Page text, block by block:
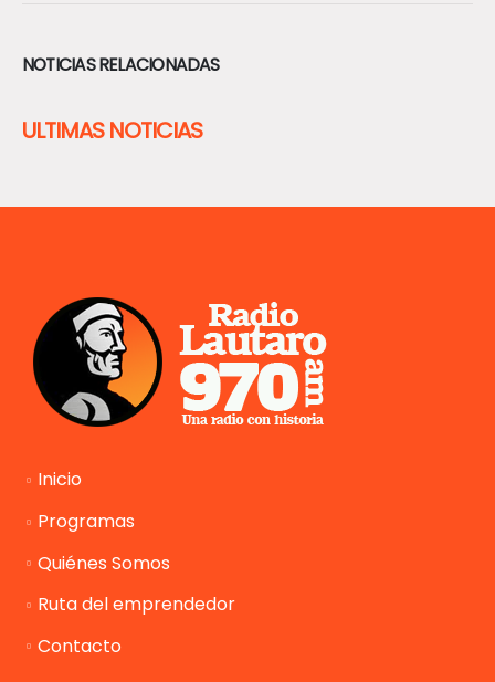
NOTICIAS RELACIONADAS
ULTIMAS NOTICIAS
Inicio
Programas
Quiénes Somos
Ruta del emprendedor
Contacto